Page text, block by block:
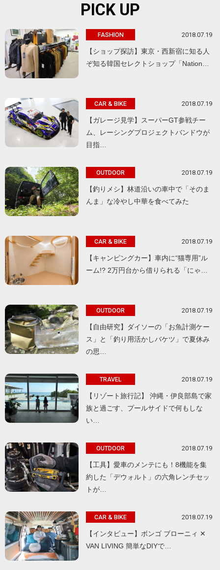
PICK UP
FASHION 2018.07.19
【ショップ探訪】東京・西新宿に知る人
ぞ知る韓国セレクトショップ「Nation…
CAR & BIKE 2018.07.19
【ガレージ見学】スーパーGT参戦チー
ム、レーシングプロジェクトバンドウが
目指…
OUTDOOR 2018.07.19
【釣りメシ】林道沿いの車中で「そのま
んま」な冷やし中華を食べてみた
CAR & BIKE 2018.07.19
【キャンピングカー】車内に“猫専用”ル
ーム!? 2万円台から借りられる「にゃ…
OUTDOOR 2018.07.19
【自由研究】ダイソーの「お魚計測ケー
ス」と「釣り用活かしバケツ」で夏休み
の思…
TRAVEL 2018.07.19
【リゾート旅行記】 沖縄・伊良部島で家
族と過ごす、プールサイドで何もしな
い…
OUTDOOR 2018.07.19
【工具】愛車のメンテにも！8機能を集
約した「デウォルト」の六角レンチセッ
トが…
CAR & BIKE 2018.07.19
【インタビュー】ボンゴ ブローニィ ✕
VAN LIVING 簡単なDIYで…